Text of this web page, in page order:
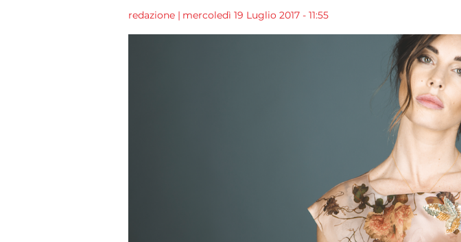
redazione | mercoledì 19 Luglio 2017 - 11:55